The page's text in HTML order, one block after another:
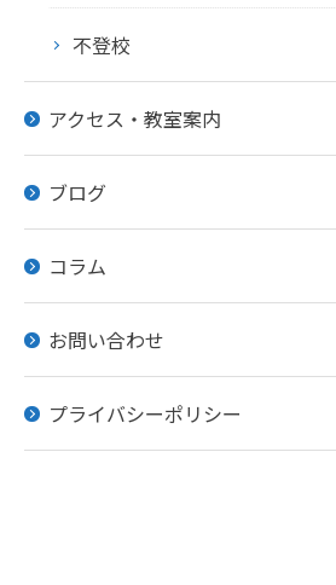
不登校
アクセス・教室案内
ブログ
コラム
お問い合わせ
プライバシーポリシー